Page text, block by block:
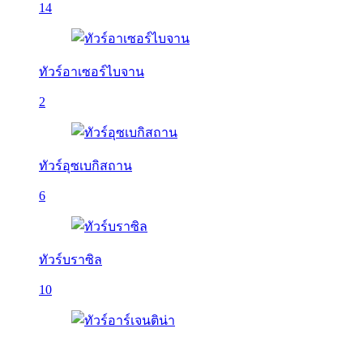
14
ทัวร์อาเซอร์ไบจาน
2
ทัวร์อุซเบกิสถาน
6
ทัวร์บราซิล
10